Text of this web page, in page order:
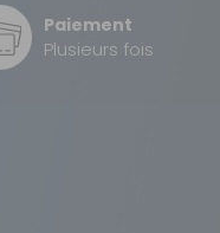
Paiement
Plusieurs fois